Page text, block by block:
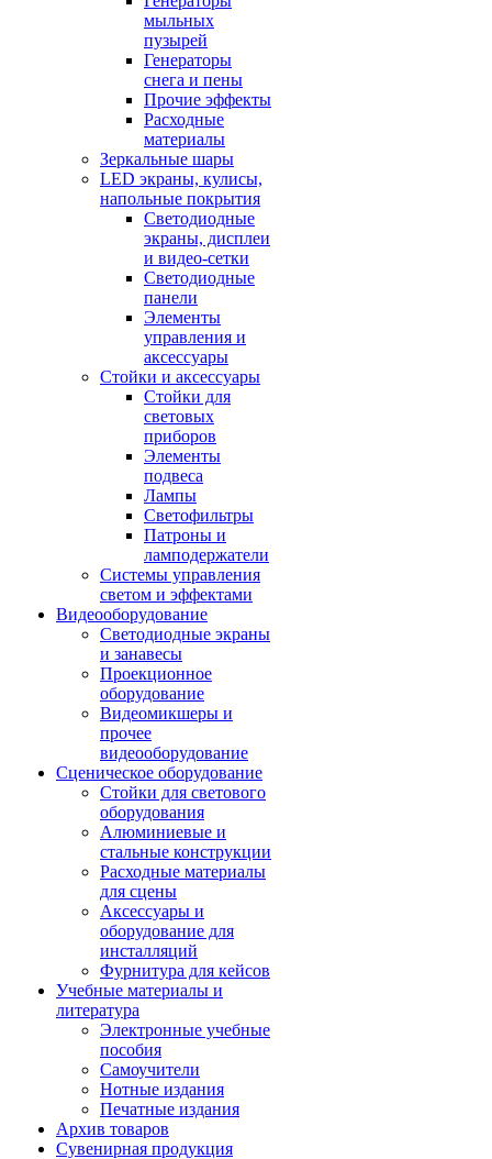
мыльных
пузырей
Генераторы
снега и пены
Прочие эффекты
Расходные
материалы
Зеркальные шары
LED экраны, кулисы,
напольные покрытия
Светодиодные
экраны, дисплеи
и видео-сетки
Светодиодные
панели
Элементы
управления и
аксессуары
Стойки и аксессуары
Стойки для
световых
приборов
Элементы
подвеса
Лампы
Светофильтры
Патроны и
ламподержатели
Системы управления
светом и эффектами
Видеооборудование
Светодиодные экраны
и занавесы
Проекционное
оборудование
Видеомикшеры и
прочее
видеооборудование
Сценическое оборудование
Стойки для светового
оборудования
Алюминиевые и
стальные конструкции
Расходные материалы
для сцены
Аксессуары и
оборудование для
инсталляций
Фурнитура для кейсов
Учебные материалы и
литература
Электронные учебные
пособия
Самоучители
Нотные издания
Печатные издания
Архив товаров
Сувенирная продукция